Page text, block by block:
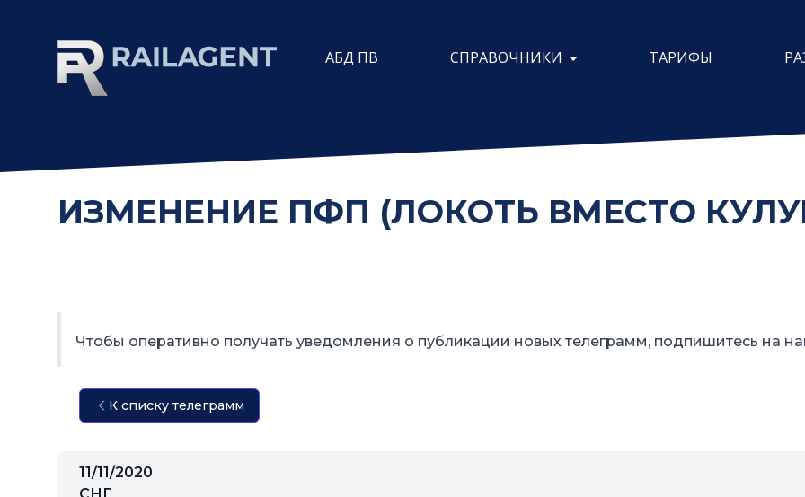
АБД ПВ СПРАВОЧНИКИ ТАРИФЫ
ИЗМЕНЕНИЕ ПФП (ЛОКОТЬ ВМЕСТО
Чтобы оперативно получать уведомления о публикации новых телеграмм, подпишитесь на
К списку телеграмм
11/11/2020